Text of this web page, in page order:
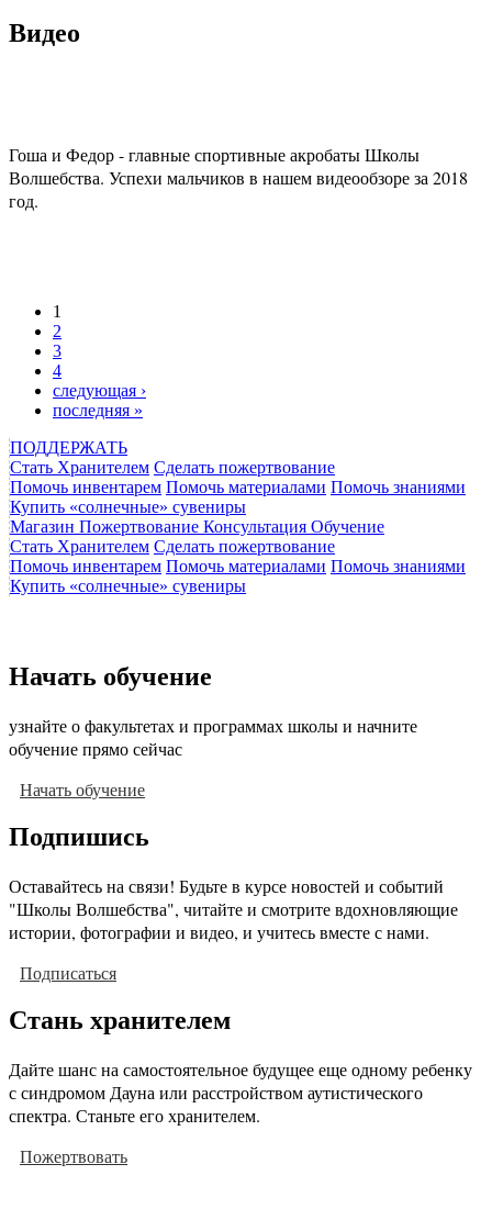
Видео
Гоша и Федор - главные спортивные акробаты Школы
Волшебства. Успехи мальчиков в нашем видеообзоре за 2018
год.
Страницы
1
2
3
4
следующая ›
последняя »
ПОДДЕРЖАТЬ
Стать Хранителем Сделать пожертвование
Помочь инвентарем Помочь материалами Помочь знаниями
Купить «солнечные» сувениры
Магазин Пожертвование Консультация Обучение
Стать Хранителем Сделать пожертвование
Помочь инвентарем Помочь материалами Помочь знаниями
Купить «солнечные» сувениры
Начать обучение
узнайте о факультетах и программах школы и начните
обучение прямо сейчас
Начать обучение
Подпишись
Оставайтесь на связи! Будьте в курсе новостей и событий
"Школы Волшебства", читайте и смотрите вдохновляющие
истории, фотографии и видео, и учитесь вместе с нами.
Подписаться
Стань хранителем
Дайте шанс на самостоятельное будущее еще одному ребенку
с синдромом Дауна или расстройством аутистического
спектра. Станьте его хранителем.
Пожертвовать